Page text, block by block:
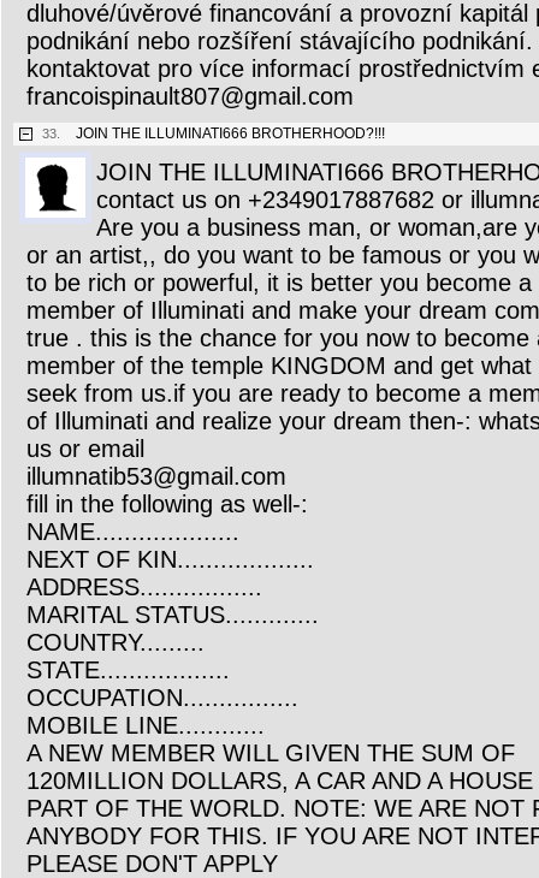
dluhové/úvěrové financování a provozní kapitál
podnikání nebo rozšíření stávajícího
kontaktovat pro více informací prostřednictvím
francoispinault807@gmail.com
33. JOIN THE ILLUMINATI666 BROTHERHOOD?!!!
JOIN THE ILLUMINATI666
contact us on +2349017887682 or
Are you a business man, or woman,are
or an artist,, do you want to be famous or you
to be rich or powerful, it is better you become a
member of Illuminati and make your dream
true . this is the chance for you now to become
member of the temple KINGDOM and get what
seek from us.if you are ready to become a
of Illuminati and realize your dream then-:
us or email
illumnatib53@gmail.com
fill in the following as well-:
NAME....................
NEXT OF KIN...................
ADDRESS.................
MARITAL STATUS.............
COUNTRY.........
STATE..................
OCCUPATION................
MOBILE LINE............
A NEW MEMBER WILL GIVEN THE SUM OF
120MILLION DOLLARS, A CAR AND A
PART OF THE WORLD. NOTE: WE ARE NOT
ANYBODY FOR THIS. IF YOU ARE NOT
PLEASE DON'T APPLY